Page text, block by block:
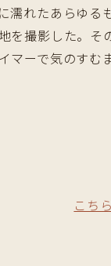
濡れたあらゆ
を撮影した。
マーで気のす
こち